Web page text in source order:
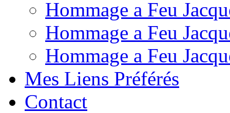
Hommage a Feu
Hommage a Feu
Hommage a Feu
Mes Liens Préférés
Contact